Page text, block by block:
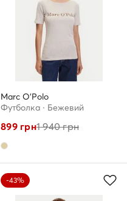
Marc O'Polo
Футболка · Бежевий
899грн1 940грн
-43%